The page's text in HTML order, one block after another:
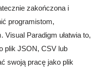
zakończona i
programistom,
Visual Paradigm ułatwia to,
plik JSON, CSV lub
swoją pracę jako plik